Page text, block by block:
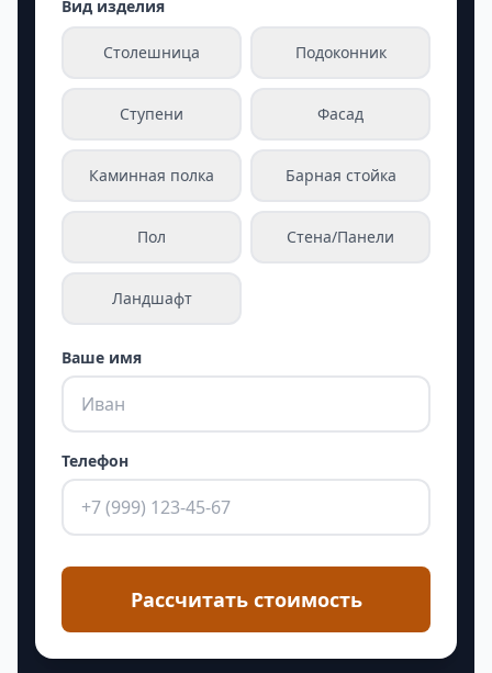
Вид изделия
Столешница Подоконник
Ступени Фасад
Каминная полка Барная стойка
Пол Стена/Панели
Ландшафт
Ваше имя
Телефон
Рассчитать стоимость